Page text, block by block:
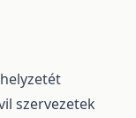
szervezetek